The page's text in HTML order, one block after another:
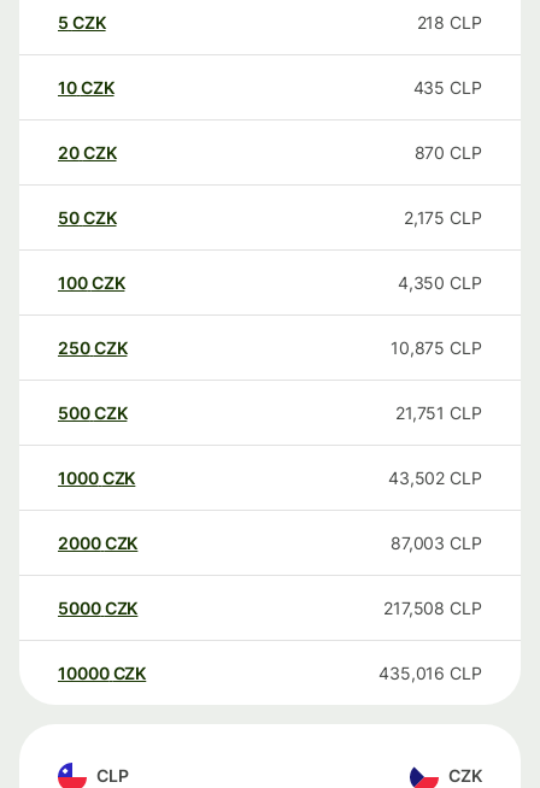
5 CZK 218 CLP
10CZK 435 CLP
20CZK 870 CLP
50CZK 2,175 CLP
100CZK 4,350 CLP
250CZK 10,875 CLP
500CZK 21,751 CLP
1000CZK 43,502 CLP
2000CZK 87,003 CLP
5000CZK 217,508 CLP
10000 CZK 435,016 CLP
CLP CZK